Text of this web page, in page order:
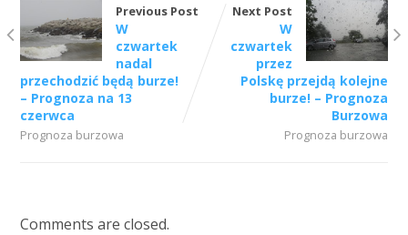
Previous Post
W
czwartek
nadal
przechodzić będą burze!
– Prognoza na 13
czerwca
Prognoza burzowa
Next Post
W
czwartek
przez
Polskę przejdą kolejne
burze! – Prognoza
Burzowa
Prognoza burzowa
Comments are closed.